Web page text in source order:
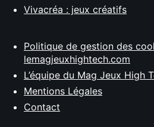
Vivacréa : jeux créatifs
Politique de gestion des
lemagjeuxhightech.com
L’équipe du Mag Jeux High
Mentions Légales
Contact